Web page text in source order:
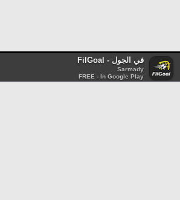
في الجول - FilGoal
Sarmady
FREE - In Google Play